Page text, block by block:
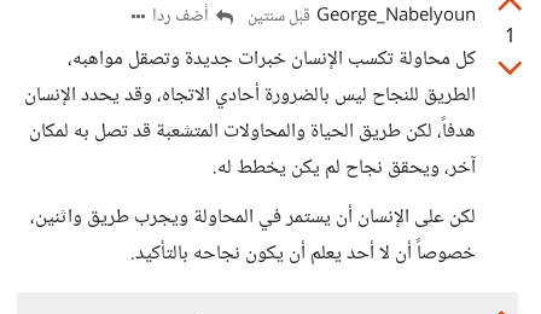
1
George_Nabelyoun قبل سنتين أضف ردا
كل محاولة تكسب الإنسان خبرات جديدة وتصقل مواهبه،
الطريق للنجاح ليس بالضرورة أحادي الاتجاه، وقد يحدد الإنسان
هدفاً، لكن طريق الحياة والمحاولات المتشعبة قد تصل به لمكان
آخر، ويحقق نجاح لم يكن يخطط له.
لكن على الإنسان أن يستمر في المحاولة ويجرب طريق واثنين،
خصوصاً أن لا أحد يعلم أن يكون نجاحه بالتأكيد.